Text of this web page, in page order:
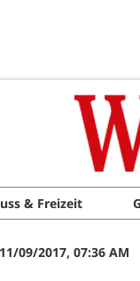
& Freizeit
09/2017, 07:36 AM